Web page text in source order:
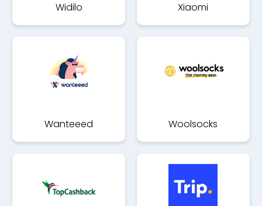
Widilo Xiaomi
Wanteeed Woolsocks